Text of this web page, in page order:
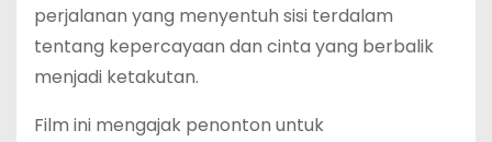
perjalanan yang menyentuh sisi terdalam
tentang kepercayaan dan cinta yang berbalik
menjadi ketakutan.
Film ini mengajak penonton untuk